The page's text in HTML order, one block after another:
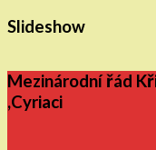
Slideshow
Mezinárodní řád
,Cyriaci